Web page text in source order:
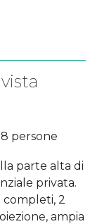
persone
parte alta di
privata.
2
ampia